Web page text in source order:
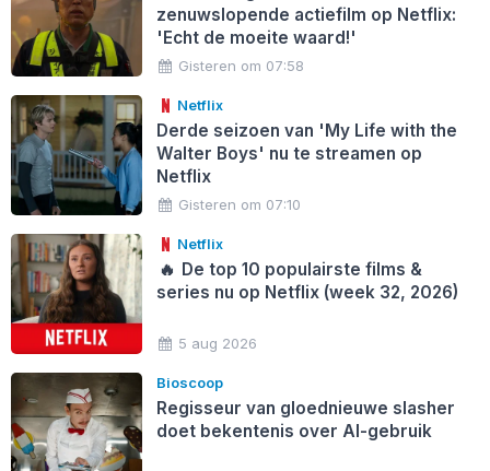
zenuwslopende actiefilm op Netflix:
'Echt de moeite waard!'
Gisteren om 07:58
Netflix
Derde seizoen van 'My Life with the
Walter Boys' nu te streamen op
Netflix
Gisteren om 07:10
Netflix
🔥 De top 10 populairste films &
series nu op Netflix (week 32, 2026)
5 aug 2026
Bioscoop
Regisseur van gloednieuwe slasher
doet bekentenis over AI-gebruik